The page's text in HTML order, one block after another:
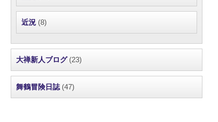
近況 (8)
大禅新人ブログ(23)
舞鶴冒険日誌 (47)